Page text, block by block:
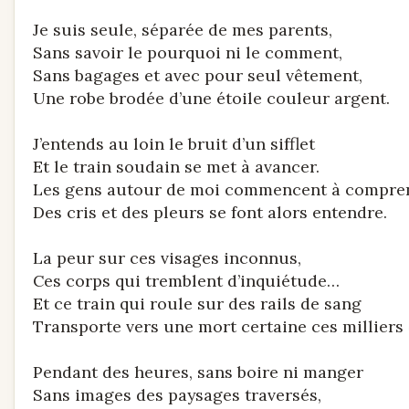
Je suis seule, séparée de mes parents,
Sans savoir le pourquoi ni le comment,
Sans bagages et avec pour seul vêtement,
Une robe brodée d’une étoile couleur argent.
J’entends au loin le bruit d’un sifflet
Et le train soudain se met à avancer.
Les gens autour de moi commencent à
Des cris et des pleurs se font alors entendre.
La peur sur ces visages inconnus,
Ces corps qui tremblent d’inquiétude…
Et ce train qui roule sur des rails de sang
Transporte vers une mort certaine ces milliers
Pendant des heures, sans boire ni manger
Sans images des paysages traversés,